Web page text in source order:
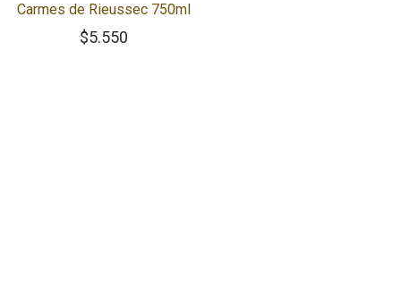
Carmes de Rieussec 750ml
$5.550